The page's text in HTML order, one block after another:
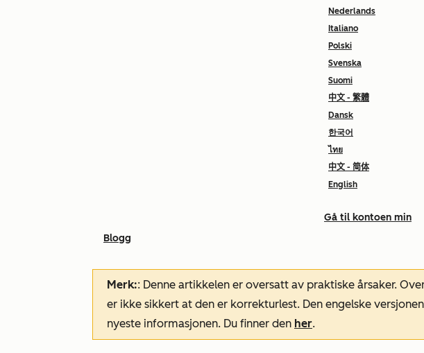
Nederlands
Italiano
Polski
Svenska
Suomi
中文 - 繁體
Dansk
한국어
ไทย
中文 - 简体
English
Gå til kontoen min
Blogg
Merk:: Denne artikkelen er oversatt av praktiske årsaker.
er ikke sikkert at den er korrekturlest. Den engelske
nyeste informasjonen. Du finner den her.